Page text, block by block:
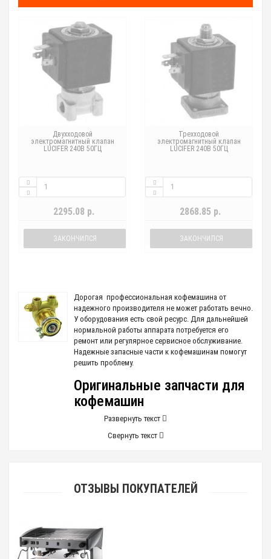
Двухходовой
электромагнитный клапан
LUCIFER 240В 50ГЦ
2295.08 р.
ЗАКОНЧИЛСЯ
Трехходовой
электромагнитный клапан
LUCIFER 240В 50ГЦ
2868.85 р.
ЗАКОНЧИЛСЯ
Дорогая профессиональная кофемашина от
надежного производителя не может работать вечно.
У оборудования есть свой ресурс. Для дальнейшей
нормальной работы аппарата потребуется его
ремонт или регулярное сервисное обслуживание.
Надежные запасные части к кофемашинам помогут
решить проблему.
Оригинальные запчасти для
кофемашин
Качество ремонта оборудования для
приготовления кофе напрямую
сомнительного производства
приведет к окончательной поломке
получится.
Компания
Развернуть текст
Свернуть текст
ОТЗЫВЫ ПОКУПАТЕЛЕЙ